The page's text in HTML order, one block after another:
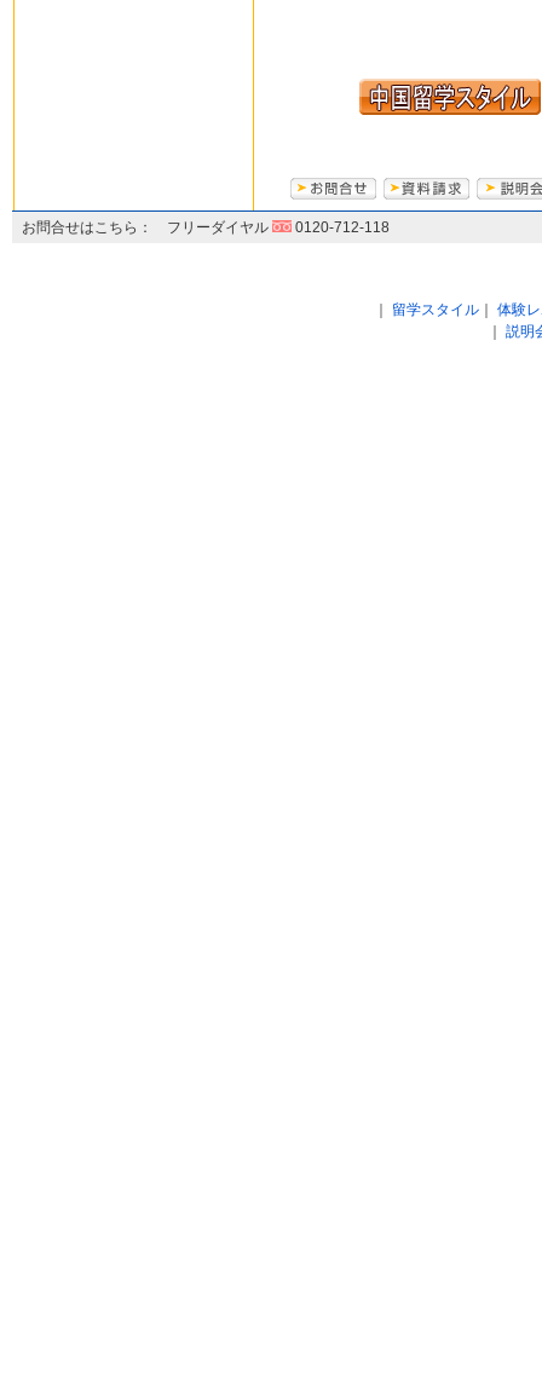
お問合せはこちら： フリーダイヤル 0120-712-118
留学スタイル｜ 体験
説明